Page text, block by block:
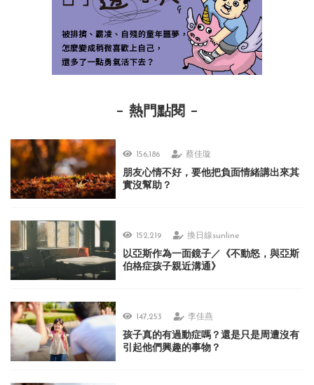
熱門點閱
156,186 蔡佳璇
朋友心情不好，要他把負面情緒講出來其
實沒幫助？
152,219 換日線sunline
以亞斯作為一面鏡子／《不動怒，與亞斯
伯格症孩子親近溝通》
147,253 李佳燕
孩子真的有過動症嗎？還是只是周遭沒有
引起他們興趣的事物？